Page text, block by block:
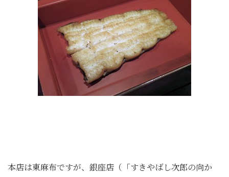
本店は東麻布ですが、銀座店（「すきやばし次郎の向か